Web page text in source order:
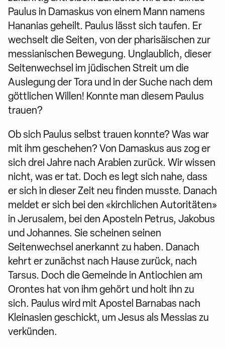
Paulus in Damaskus von einem Mann namens
Hananias geheilt. Paulus lässt sich taufen. Er
wechselt die Seiten, von der pharisäischen zur
messianischen Bewegung. Unglaublich, dieser
Seitenwechsel im jüdischen Streit um die
Auslegung der Tora und in der Suche nach dem
göttlichen Willen! Konnte man diesem Paulus
trauen?
Ob sich Paulus selbst trauen konnte? Was war
mit ihm geschehen? Von Damaskus aus zog er
sich drei Jahre nach Arabien zurück. Wir wissen
nicht, was er tat. Doch es legt sich nahe, dass
er sich in dieser Zeit neu finden musste. Danach
meldet er sich bei den «kirchlichen Autoritäten»
in Jerusalem, bei den Aposteln Petrus, Jakobus
und Johannes. Sie scheinen seinen
Seitenwechsel anerkannt zu haben. Danach
kehrt er zunächst nach Hause zurück, nach
Tarsus. Doch die Gemeinde in Antiochien am
Orontes hat von ihm gehört und holt ihn zu
sich. Paulus wird mit Apostel Barnabas nach
Kleinasien geschickt, um Jesus als Messias zu
verkünden.